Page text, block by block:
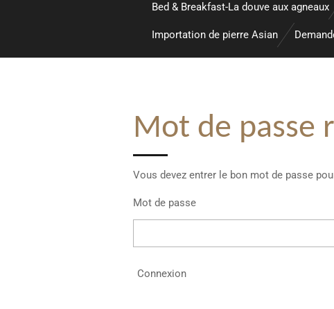
Bed & Breakfast-La douve aux agneaux
Importation de pierre Asian
Mot de passe
Vous devez entrer le bon mot de passe
Mot de passe
Connexion